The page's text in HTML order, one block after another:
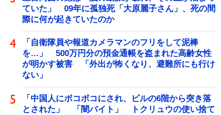
ていた」 09年に孤独死「大原麗子さん」、死の間
際に何が起きていたのか
「自衛隊員や報道カメラマンのフリをして泥棒
を…」 500万円分の預金通帳を盗まれた高齢女性
が明かす被害 「外出が怖くなり、避難所にも行け
ない」
「中国人にボコボコにされ、ビルの6階から突き落
とされた」 「闇バイト」 トクリュウの使い捨て